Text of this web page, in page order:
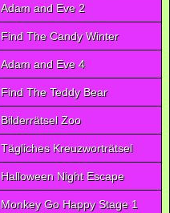
Adam and Eve 2
Find The Candy Winter
Adam and Eve 4
Find The Teddy Bear
Bilderrätsel Zoo
Tägliches Kreuzworträtsel
Halloween Night Escape
Monkey Go Happy Stage 1